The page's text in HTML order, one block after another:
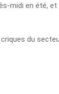
midi en été,
du